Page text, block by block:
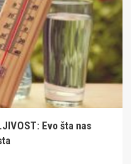
Evo šta nas